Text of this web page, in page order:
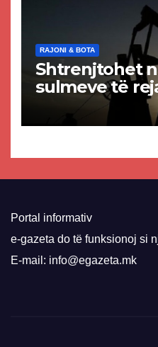
RAJONI & BOTA
Shtrenjtohet
sulmeve të
Portal informativ
e-gazeta do të funksionoj si
E-mail: info@egazeta.mk